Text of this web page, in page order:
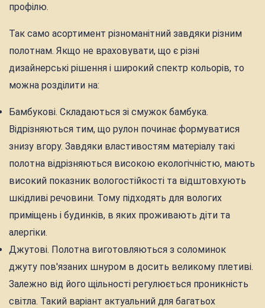
профілю.
Так само асортимент різноманітний завдяки різним
полотнам. Якщо не враховувати, що є різні
дизайнерські рішення і широкий спектр кольорів, то
можна розділити на:
Бамбукові. Складаються зі смужок бамбука.
Відрізняються тим, що рулон починає формуватися
знизу вгору. Завдяки властивостям матеріалу такі
полотна відрізняються високою екологічністю, мають
високий показник вологостійкості та відштовхують
шкідливі речовини. Тому підходять для вологих
приміщень і будинків, в яких проживають діти та
алергіки.
Джутові. Полотна виготовляються з соломинок
джуту пов'язаних шнуром в досить великому плетиві.
Залежно від його щільності регулюється проникність
світла. Такий варіант актуальний для багатьох